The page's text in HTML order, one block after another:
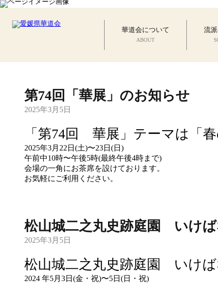
華道会について
ABOUT
流
第74回「華展」のお知らせ
2025年3月5日
「第74回 華展」テーマは「
2025年3月22日(土)〜23日(日)
午前中10時〜午後5時(最終午後4時まで)
会場の一角にお茶席を設けております。
お気軽にご利用ください。
松山城二之丸史跡庭園 いけ
2025年3月5日
松山城二之丸史跡庭園 いけ
2024 年5月3日(金・祝)〜5日(日・祝)